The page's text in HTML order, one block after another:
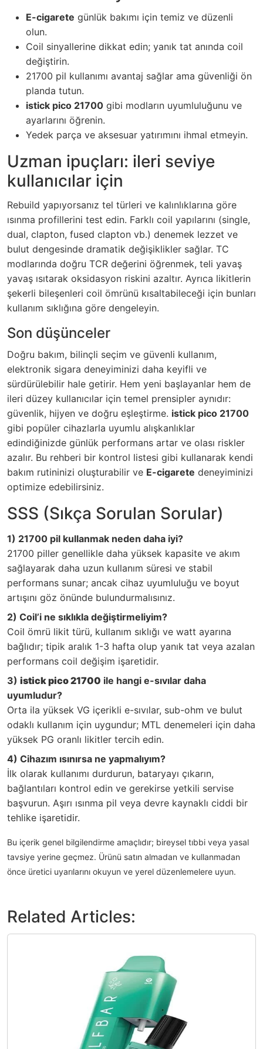
E-cigarete günlük bakımı için temiz ve düzenli
olun.
Coil sinyallerine dikkat edin; yanık tat anında coil
değiştirin.
21700 pil kullanımı avantaj sağlar ama güvenliği ön
planda tutun.
istick pico 21700 gibi modların uyumluluğunu ve
ayarlarını öğrenin.
Yedek parça ve aksesuar yatırımını ihmal etmeyin.
Uzman ipuçları: ileri seviye
kullanıcılar için
Rebuild yapıyorsanız tel türleri ve kalınlıklarına göre
ısınma profillerini test edin. Farklı coil yapılarını (single,
dual, clapton, fused clapton vb.) denemek lezzet ve
bulut dengesinde dramatik değişiklikler sağlar. TC
modlarında doğru TCR değerini öğrenmek, teli yavaş
yavaş ısıtarak oksidasyon riskini azaltır. Ayrıca likitlerin
şekerli bileşenleri coil ömrünü kısaltabileceği için bunları
kullanım sıklığına göre dengeleyin.
Son düşünceler
Doğru bakım, bilinçli seçim ve güvenli kullanım,
elektronik sigara deneyiminizi daha keyifli ve
sürdürülebilir hale getirir. Hem yeni başlayanlar hem de
ileri düzey kullanıcılar için temel prensipler aynıdır:
güvenlik, hijyen ve doğru eşleştirme. istick pico 21700
gibi popüler cihazlarla uyumlu alışkanlıklar
edindiğinizde günlük performans artar ve olası riskler
azalır. Bu rehberi bir kontrol listesi gibi kullanarak kendi
bakım rutininizi oluşturabilir ve E-cigarete deneyiminizi
optimize edebilirsiniz.
SSS (Sıkça Sorulan Sorular)
1) 21700 pil kullanmak neden daha iyi?
21700 piller genellikle daha yüksek kapasite ve akım
sağlayarak daha uzun kullanım süresi ve stabil
performans sunar; ancak cihaz uyumluluğu ve boyut
artışını göz önünde bulundurmalısınız.
2) Coil’i ne sıklıkla değiştirmeliyim?
Coil ömrü likit türü, kullanım sıklığı ve watt ayarına
bağlıdır; tipik aralık 1-3 hafta olup yanık tat veya azalan
performans coil değişim işaretidir.
3) istick pico 21700 ile hangi e-sıvılar daha
uyumludur?
Orta ila yüksek VG içerikli e-sıvılar, sub-ohm ve bulut
odaklı kullanım için uygundur; MTL denemeleri için daha
yüksek PG oranlı likitler tercih edin.
4) Cihazım ısınırsa ne yapmalıyım?
İlk olarak kullanımı durdurun, bataryayı çıkarın,
bağlantıları kontrol edin ve gerekirse yetkili servise
başvurun. Aşırı ısınma pil veya devre kaynaklı ciddi bir
tehlike işaretidir.
Bu içerik genel bilgilendirme amaçlıdır; bireysel tıbbi veya yasal
tavsiye yerine geçmez. Ürünü satın almadan ve kullanmadan
önce üretici uyarılarını okuyun ve yerel düzenlemelere uyun.
Related Articles: